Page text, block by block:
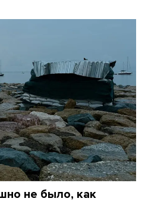
не было, как